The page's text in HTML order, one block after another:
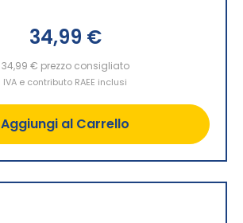
34,99 €
34,99 € prezzo consigliato
IVA e contributo RAEE inclusi
Aggiungi al Carrello